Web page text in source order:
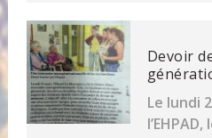
Devoir
Le lundi